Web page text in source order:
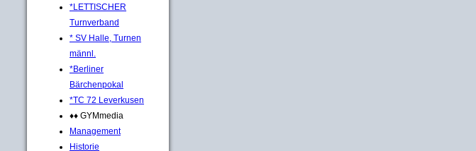
*LETTISCHER
Turnverband
* SV Halle, Turnen
männl.
*Berliner
Bärchenpokal
*TC 72 Leverkusen
♦♦ GYMmedia
Management
Historie